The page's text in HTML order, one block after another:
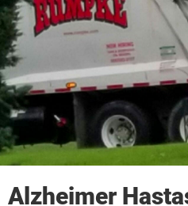
Alzheimer